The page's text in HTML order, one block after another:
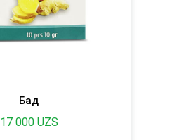
Бад
17 000 UZS